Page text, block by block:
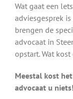
Wat gaat een
adviesgesprek
brengen de
advocaat in
opstart. Wat kost
Meestal kost
advocaat u niets!